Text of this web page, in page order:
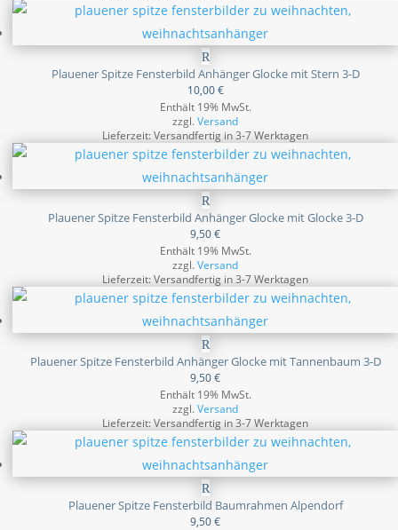
Plauener Spitze Fensterbild Anhänger Glocke mit Stern 3-D
10,00€
Enthält 19% MwSt.
zzgl.Versand
Lieferzeit: Versandfertig in 3-7 Werktagen
Plauener Spitze Fensterbild Anhänger Glocke mit Glocke 3-D
9,50€
Enthält 19% MwSt.
zzgl.Versand
Lieferzeit: Versandfertig in 3-7 Werktagen
Plauener Spitze Fensterbild Anhänger Glocke mit Tannenbaum 3-D
9,50€
Enthält 19% MwSt.
zzgl.Versand
Lieferzeit: Versandfertig in 3-7 Werktagen
Plauener Spitze Fensterbild Baumrahmen Alpendorf
9,50€